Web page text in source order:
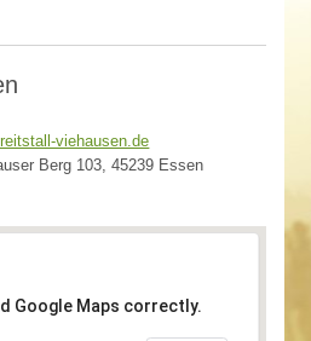
viehausen.de
Berg 103, 45239 Essen
Google Maps correctly.